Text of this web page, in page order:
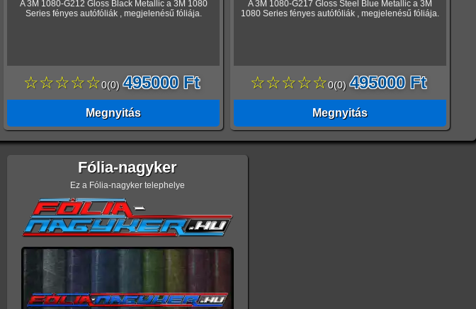
A 3M 1080-G212 Gloss Black Metallic a 3M 1080
Series fényes autófóliák , megjelenésű fóliája.
☆☆☆☆☆0(0) 495000 Ft
Megnyitás
A 3M 1080-G217 Gloss Steel Blue Metallic a 3M
1080 Series fényes autófóliák , megjelenésű fóliája.
☆☆☆☆☆0(0) 495000 Ft
Megnyitás
Fólia-nagyker
Ez a Fólia-nagyker telephelye